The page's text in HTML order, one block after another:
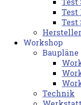
Test
Workshop
Baupläne
Technik